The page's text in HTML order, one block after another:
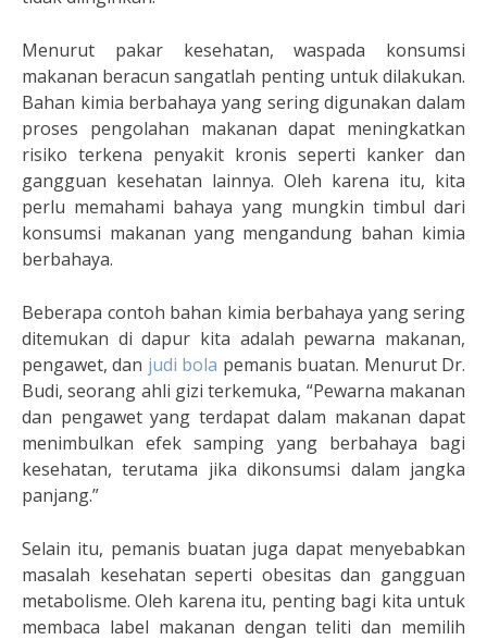
Menurut pakar kesehatan, waspada konsumsi
makanan beracun sangatlah penting untuk dilakukan.
Bahan kimia berbahaya yang sering digunakan dalam
proses pengolahan makanan dapat meningkatkan
risiko terkena penyakit kronis seperti kanker dan
gangguan kesehatan lainnya. Oleh karena itu, kita
perlu memahami bahaya yang mungkin timbul dari
konsumsi makanan yang mengandung bahan kimia
berbahaya.
Beberapa contoh bahan kimia berbahaya yang sering
ditemukan di dapur kita adalah pewarna makanan,
pengawet, dan judi bola pemanis buatan. Menurut Dr.
Budi, seorang ahli gizi terkemuka, “Pewarna makanan
dan pengawet yang terdapat dalam makanan dapat
menimbulkan efek samping yang berbahaya bagi
kesehatan, terutama jika dikonsumsi dalam jangka
panjang.”
Selain itu, pemanis buatan juga dapat menyebabkan
masalah kesehatan seperti obesitas dan gangguan
metabolisme. Oleh karena itu, penting bagi kita untuk
membaca label makanan dengan teliti dan memilih